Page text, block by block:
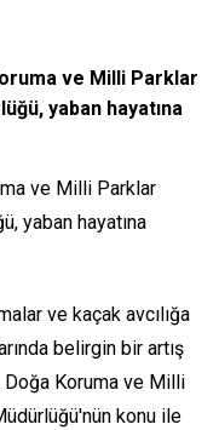
ve Milli Parklar
yaban hayatına
ve Milli Parklar
yaban hayatına
ve kaçak avcılığa
belirgin bir artış
Doğa Koruma ve Milli
konu ile